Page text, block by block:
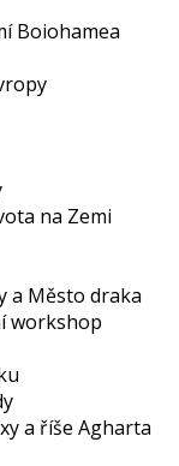
Boiohamea
na Zemi
a Město draka
workshop
a říše Agharta